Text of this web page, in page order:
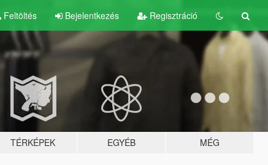
Feltöltés Bejelentkezés Regisztráció
TÉRKÉPEK EGYÉB MÉG